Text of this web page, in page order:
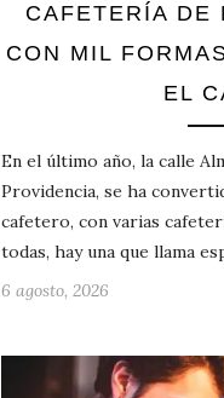
CAFETERÍA DE
CON MIL
EL
En el último año, la calle
Providencia, se ha
cafetero, con varias
todas, hay una que llama
6 agosto, 2026